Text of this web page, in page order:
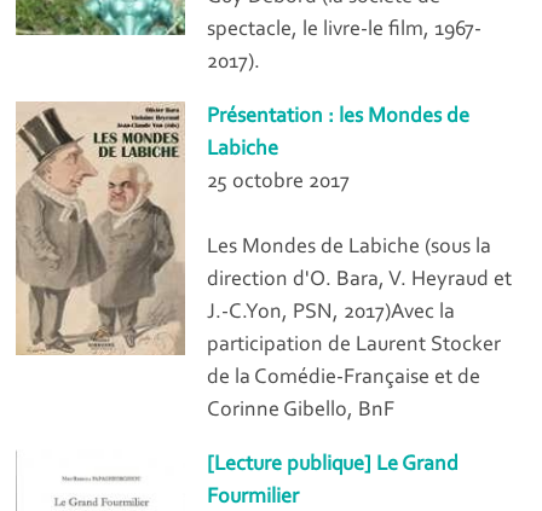
spectacle, le livre-le film, 1967-
2017).
Présentation : les Mondes de
Labiche
25 octobre 2017
Les Mondes de Labiche (sous la
direction d'O. Bara, V. Heyraud et
J.-C.Yon, PSN, 2017)Avec la
participation de Laurent Stocker
de la Comédie-Française et de
Corinne Gibello, BnF
[Lecture publique] Le Grand
Fourmilier